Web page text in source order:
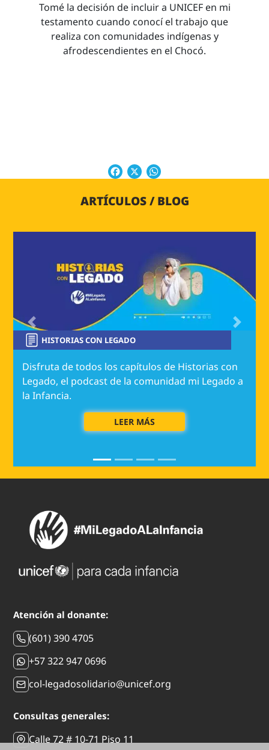
Tomé la decisión de incluir a UNICEF en mi
testamento cuando conocí el trabajo que
realiza con comunidades indígenas y
afrodescendientes en el Chocó.
Facebook
X
ARTÍCULOS / BLOG
HISTORIAS CON LEGADO
Disfruta de todos los capítulos de Historias con
Legado, el podcast de la comunidad mi Legado a
la Infancia.
LEER MÁS
Previous Next
Atención al donante:
(601) 390 4705
+57 322 947 0696
col-legadosolidario@unicef.org
Consultas generales:
Calle 72 # 10-71 Piso 11